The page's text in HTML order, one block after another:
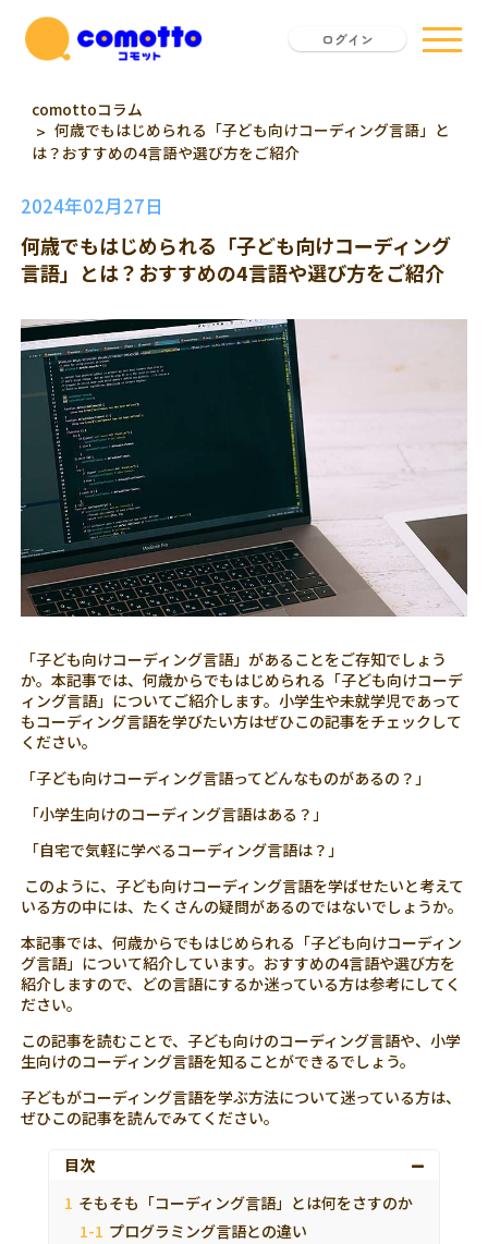
ログイン
comottoコラム
何歳でもはじめられる「子ども向けコーディング言語」と
は？おすすめの4言語や選び方をご紹介
2024年02月27日
何歳でもはじめられる「子ども向けコーディング
言語」とは？おすすめの4言語や選び方をご紹介
「子ども向けコーディング言語」があることをご存知でしょう
か。本記事では、何歳からでもはじめられる「子ども向けコーデ
ィング言語」についてご紹介します。小学生や未就学児であって
もコーディング言語を学びたい方はぜひこの記事をチェックして
ください。
「子ども向けコーディング言語ってどんなものがあるの？」
「小学生向けのコーディング言語はある？」
「自宅で気軽に学べるコーディング言語は？」
このように、子ども向けコーディング言語を学ばせたいと考えて
いる方の中には、たくさんの疑問があるのではないでしょうか。
本記事では、何歳からでもはじめられる「子ども向けコーディン
グ言語」について紹介しています。おすすめの4言語や選び方を
紹介しますので、どの言語にするか迷っている方は参考にしてく
ださい。
この記事を読むことで、子ども向けのコーディング言語や、小学
生向けのコーディング言語を知ることができるでしょう。
子どもがコーディング言語を学ぶ方法について迷っている方は、
ぜひこの記事を読んでみてください。
目次
そもそも「コーディング言語」とは何をさすのか
プログラミング言語との違い